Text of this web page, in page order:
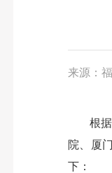
来源：
根
院、厦
下：